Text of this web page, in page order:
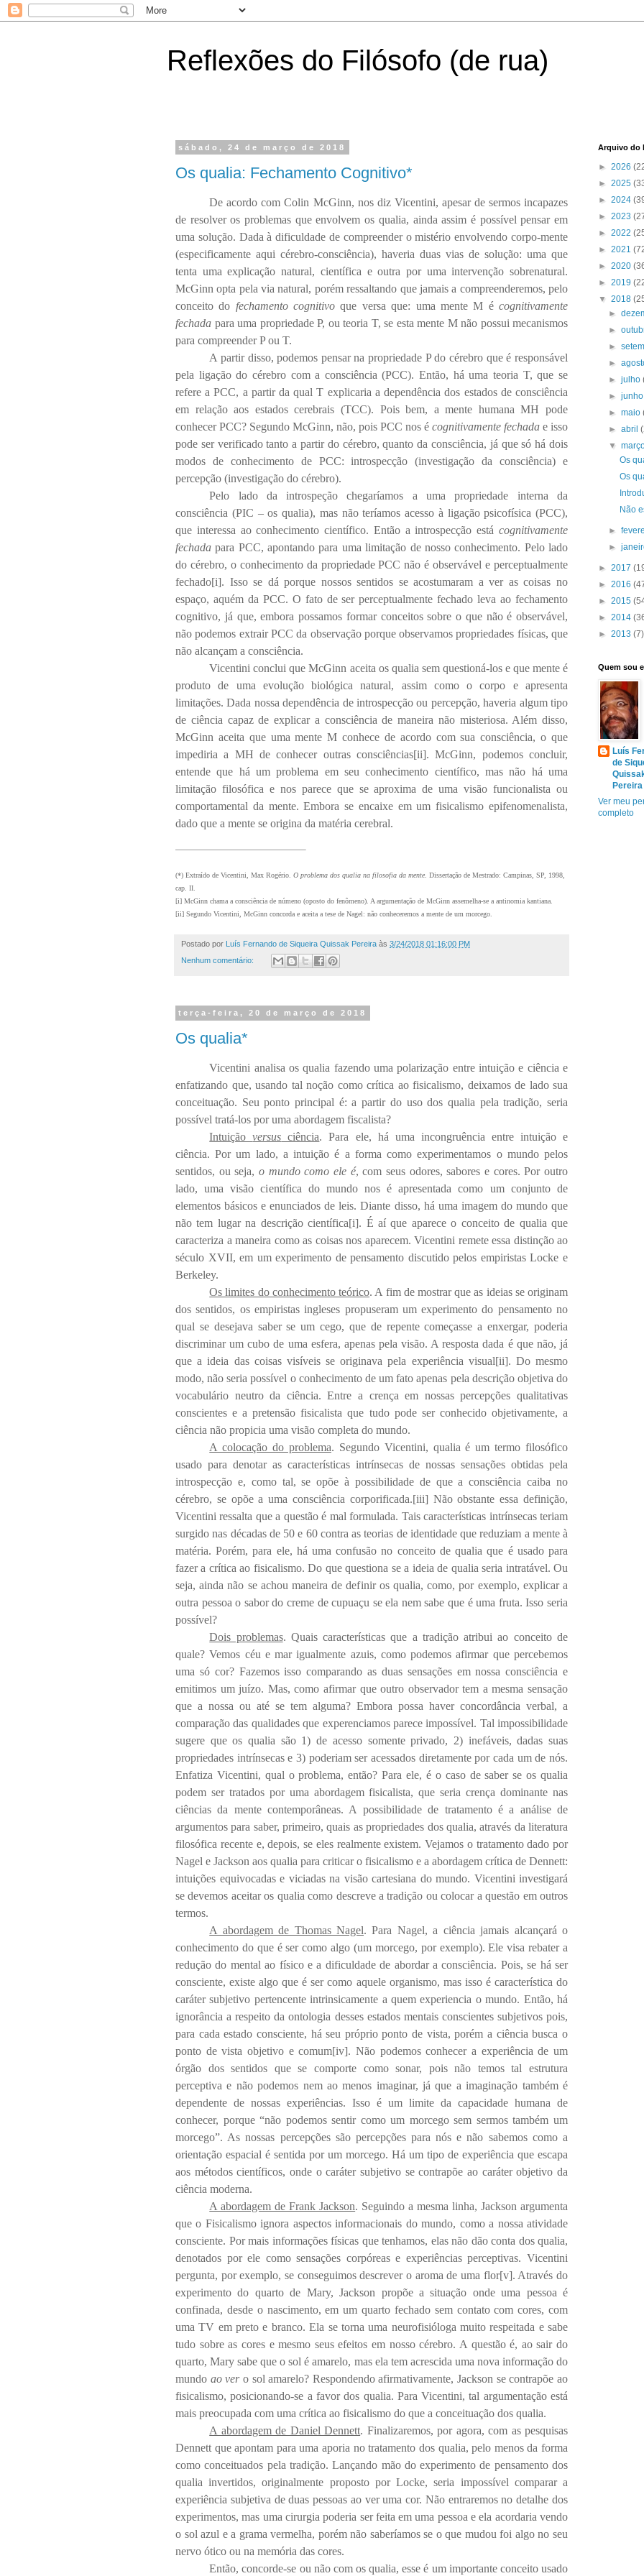
Reflexões do Filósofo (de rua)
sábado, 24 de março de 2018
Os qualia: Fechamento Cognitivo*
De acordo com Colin McGinn, nos diz Vicentini, apesar de sermos incapazes
de resolver os problemas que envolvem os qualia, ainda assim é possível pensar em
uma solução. Dada à dificuldade de compreender o mistério envolvendo corpo-mente
(especificamente aqui cérebro-consciência), haveria duas vias de solução: uma que
tenta uma explicação natural, científica e outra por uma intervenção sobrenatural.
McGinn opta pela via natural, porém ressaltando que jamais a compreenderemos, pelo
conceito do fechamento cognitivo que versa que: uma mente M écognitivamente
fechada para uma propriedade P, ou teoria T, se esta mente M não possui mecanismos
para compreender P ou T.
A partir disso, podemos pensar na propriedade P do cérebro que é responsável
pela ligação do cérebro com a consciência (PCC). Então, há uma teoria T, que se
refere a PCC, a partir da qual T explicaria a dependência dos estados de consciência
em relação aos estados cerebrais (TCC). Pois bem, a mente humana MH pode
conhecer PCC? Segundo McGinn, não, pois PCC nos é cognitivamente fechada e isso
pode ser verificado tanto a partir do cérebro, quanto da consciência, já que só há dois
modos de conhecimento de PCC: introspecção (investigação da consciência) e
percepção (investigação do cérebro).
Pelo lado da introspeção chegaríamos a uma propriedade interna da
consciência (PIC – os qualia), mas não teríamos acesso à ligação psicofísica (PCC),
que interessa ao conhecimento científico. Então a introspecção está cognitivamente
fechada para PCC, apontando para uma limitação de nosso conhecimento. Pelo lado
do cérebro, o conhecimento da propriedade PCC não é observável e perceptualmente
fechado[i]. Isso se dá porque nossos sentidos se acostumaram a ver as coisas no
espaço, aquém da PCC. O fato de ser perceptualmente fechado leva ao fechamento
cognitivo, já que, embora possamos formar conceitos sobre o que não é observável,
não podemos extrair PCC da observação porque observamos propriedades físicas, que
não alcançam a consciência.
Vicentini conclui que McGinn aceita os qualia sem questioná-los e que mente é
produto de uma evolução biológica natural, assim como o corpo e apresenta
limitações. Dada nossa dependência de introspecção ou percepção, haveria algum tipo
de ciência capaz de explicar a consciência de maneira não misteriosa. Além disso,
McGinn aceita que uma mente M conhece de acordo com sua consciência, o que
impediria a MH de conhecer outras consciências[ii]. McGinn, podemos concluir,
entende que há um problema em seu conhecimento científico, mas não há uma
limitação filosófica e nos parece que se aproxima de uma visão funcionalista ou
comportamental da mente. Embora se encaixe em um fisicalismo epifenomenalista,
dado que a mente se origina da matéria cerebral.
(*) Extraído de Vicentini, Max Rogério. O problema dos qualia na filosofia da mente . Dissertação de Mestrado: Campinas, SP, 1998,
cap. II.
[i] McGinn chama a consciência de númeno (oposto do fenômeno). A argumentação de McGinn assemelha-se a antinomia kantiana.
[ii] Segundo Vicentini, McGinn concorda e aceita a tese de Nagel: não conheceremos a mente de um morcego.
Postado por Luís Fernando de Siqueira Quissak Pereira às 3/24/2018 01:16:00 PM
Nenhum comentário:
terça-feira, 20 de março de 2018
Os qualia*
Vicentini analisa os qualia fazendo uma polarização entre intuição e ciência e
enfatizando que, usando tal noção como crítica ao fisicalismo, deixamos de lado sua
conceituação. Seu ponto principal é: a partir do uso dos qualia pela tradição, seria
possível tratá-los por uma abordagem fiscalista?
Intuiçãoversus ciência. Para ele, há uma incongruência entre intuição e
ciência. Por um lado, a intuição é a forma como experimentamos o mundo pelos
sentidos, ou seja, o mundo como ele é, com seus odores, sabores e cores. Por outro
lado, uma visão científica do mundo nos é apresentada como um conjunto de
elementos básicos e enunciados de leis. Diante disso, há uma imagem do mundo que
não tem lugar na descrição científica[i]. É aí que aparece o conceito de qualia que
caracteriza a maneira como as coisas nos aparecem. Vicentini remete essa distinção ao
século XVII, em um experimento de pensamento discutido pelos empiristas Locke e
Berkeley.
Os limites do conhecimento teórico. A fim de mostrar que as ideias se originam
dos sentidos, os empiristas ingleses propuseram um experimento do pensamento no
qual se desejava saber se um cego, que de repente começasse a enxergar, poderia
discriminar um cubo de uma esfera, apenas pela visão. A resposta dada é que não, já
que a ideia das coisas visíveis se originava pela experiência visual[ii]. Do mesmo
modo, não seria possível o conhecimento de um fato apenas pela descrição objetiva do
vocabulário neutro da ciência. Entre a crença em nossas percepções qualitativas
conscientes e a pretensão fisicalista que tudo pode ser conhecido objetivamente, a
ciência não propicia uma visão completa do mundo.
A colocação do problema. Segundo Vicentini, qualia é um termo filosófico
usado para denotar as características intrínsecas de nossas sensações obtidas pela
introspecção e, como tal, se opõe à possibilidade de que a consciência caiba no
cérebro, se opõe a uma consciência corporificada.[iii] Não obstante essa definição,
Vicentini ressalta que a questão é mal formulada. Tais características intrínsecas teriam
surgido nas décadas de 50 e 60 contra as teorias de identidade que reduziam a mente à
matéria. Porém, para ele, há uma confusão no conceito de qualia que é usado para
fazer a crítica ao fisicalismo. Do que questiona se a ideia de qualia seria intratável. Ou
seja, ainda não se achou maneira de definir os qualia, como, por exemplo, explicar a
outra pessoa o sabor do creme de cupuaçu se ela nem sabe que é uma fruta. Isso seria
possível?
Dois problemas. Quais características que a tradição atribui ao conceito de
quale? Vemos céu e mar igualmente azuis, como podemos afirmar que percebemos
uma só cor? Fazemos isso comparando as duas sensações em nossa consciência e
emitimos um juízo. Mas, como afirmar que outro observador tem a mesma sensação
que a nossa ou até se tem alguma? Embora possa haver concordância verbal, a
comparação das qualidades que experenciamos parece impossível. Tal impossibilidade
sugere que os qualia são 1) de acesso somente privado, 2) inefáveis, dadas suas
propriedades intrínsecas e 3) poderiam ser acessados diretamente por cada um de nós.
Enfatiza Vicentini, qual o problema, então? Para ele, é o caso de saber se os qualia
podem ser tratados por uma abordagem fisicalista, que seria crença dominante nas
ciências da mente contemporâneas. A possibilidade de tratamento é a análise de
argumentos para saber, primeiro, quais as propriedades dos qualia, através da literatura
filosófica recente e, depois, se eles realmente existem. Vejamos o tratamento dado por
Nagel e Jackson aos qualia para criticar o fisicalismo e a abordagem crítica de Dennett:
intuições equivocadas e viciadas na visão cartesiana do mundo. Vicentini investigará
se devemos aceitar os qualia como descreve a tradição ou colocar a questão em outros
termos.
A abordagem de Thomas Nagel. Para Nagel, a ciência jamais alcançará o
conhecimento do que é ser como algo (um morcego, por exemplo). Ele visa rebater a
redução do mental ao físico e a dificuldade de abordar a consciência. Pois, se há ser
consciente, existe algo que é ser como aquele organismo, mas isso é característica do
caráter subjetivo pertencente intrinsicamente a quem experiencia o mundo. Então, há
ignorância a respeito da ontologia desses estados mentais conscientes subjetivos pois,
para cada estado consciente, há seu próprio ponto de vista, porém a ciência busca o
ponto de vista objetivo e comum[iv]. Não podemos conhecer a experiência de um
órgão dos sentidos que se comporte como sonar, pois não temos tal estrutura
perceptiva e não podemos nem ao menos imaginar, já que a imaginação também é
dependente de nossas experiências. Isso é um limite da capacidade humana de
conhecer, porque “não podemos sentir como um morcego sem sermos também um
morcego”. As nossas percepções são percepções para nós e não sabemos como a
orientação espacial é sentida por um morcego. Há um tipo de experiência que escapa
aos métodos científicos, onde o caráter subjetivo se contrapõe ao caráter objetivo da
ciência moderna.
A abordagem de Frank Jackson. Seguindo a mesma linha, Jackson argumenta
que o Fisicalismo ignora aspectos informacionais do mundo, como a nossa atividade
consciente. Por mais informações físicas que tenhamos, elas não dão conta dos qualia,
denotados por ele como sensações corpóreas e experiências perceptivas. Vicentini
pergunta, por exemplo, se conseguimos descrever o aroma de uma flor[v]. Através do
experimento do quarto de Mary, Jackson propõe a situação onde uma pessoa é
confinada, desde o nascimento, em um quarto fechado sem contato com cores, com
uma TV em preto e branco. Ela se torna uma neurofisióloga muito respeitada e sabe
tudo sobre as cores e mesmo seus efeitos em nosso cérebro. A questão é, ao sair do
quarto, Mary sabe que o sol é amarelo, mas ela tem acrescida uma nova informação do
mundo ao vero sol amarelo? Respondendo afirmativamente, Jackson se contrapõe ao
fisicalismo, posicionando-se a favor dos qualia. Para Vicentini, tal argumentação está
mais preocupada com uma crítica ao fisicalismo do que a conceituação dos qualia.
A abordagem de Daniel Dennett. Finalizaremos, por agora, com as pesquisas
Dennett que apontam para uma aporia no tratamento dos qualia, pelo menos da forma
como conceituados pela tradição. Lançando mão do experimento de pensamento dos
qualia invertidos, originalmente proposto por Locke, seria impossível comparar a
experiência subjetiva de duas pessoas ao ver uma cor. Não entraremos no detalhe dos
experimentos, mas uma cirurgia poderia ser feita em uma pessoa e ela acordaria vendo
o sol azul e a grama vermelha, porém não saberíamos se o que mudou foi algo no seu
nervo ótico ou na memória das cores.
Então, concorde-se ou não com os qualia, esse é um importante conceito usado
Arquivo do
► 2026
► 2025
► 2024
► 2023
► 2022
► 2021
► 2020
► 2019
▼ 2018
►
►
►
►
►julho
►
►maio
►abril
▼
Os
Os
Não
►
►
► 2017
► 2016
► 2015
► 2014
► 2013 (7)
Quem sou
Luís
de
Pereira
Ver meu
completo